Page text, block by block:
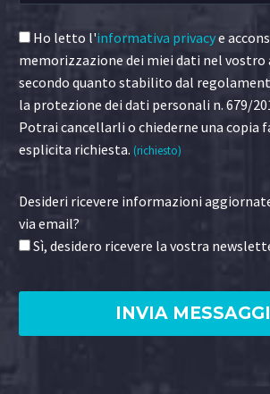
Ho letto l'informativa privacye
memorizzazione dei miei dati nel vostro
secondo quanto stabilito dal
la protezione dei dati personali n. 679/
Potrai cancellarli o chiederne una copia
esplicita richiesta. (richiesto)
Desideri ricevere informazioni
via email?
Sì, desidero ricevere la vostra